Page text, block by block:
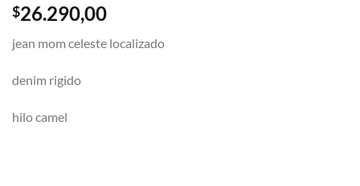
$26.290,00
jean mom celeste localizado
denim rigido
hilo camel